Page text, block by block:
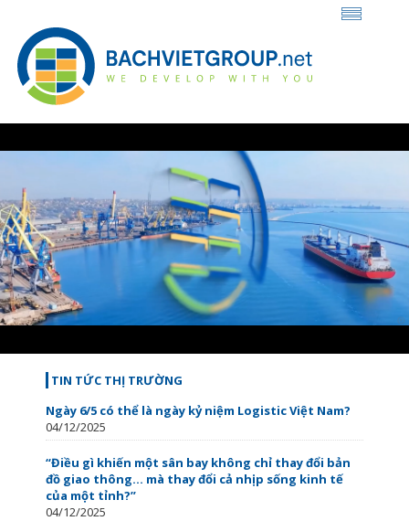
27.04%
TIN TỨC THỊ TRƯỜNG
Ngày 6/5 có thể là ngày kỷ niệm Logistic Việt Nam?
04/12/2025
“Điều gì khiến một sân bay không chỉ thay đổi bản
đồ giao thông… mà thay đổi cả nhịp sống kinh tế
của một tỉnh?”
04/12/2025